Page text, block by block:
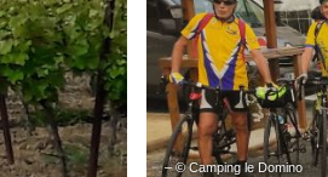
– © Camping le Domino